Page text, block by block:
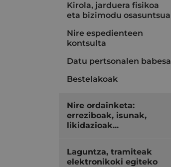
Kirola, jarduera fisikoa
eta bizimodu osasuntsua
Nire espedienteen
kontsulta
Datu pertsonalen babesa
Bestelakoak
Nire ordainketa:
erreziboak, isunak,
likidazioak...
Laguntza, tramiteak
elektronikoki egiteko